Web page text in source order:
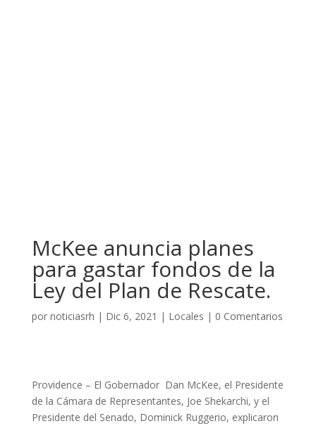
McKee anuncia planes
para gastar fondos de la
Ley del Plan de Rescate.
por noticiasrh | Dic 6, 2021 | Locales | 0 Comentarios
Providence – El Gobernador Dan McKee, el Presidente
de la Cámara de Representantes, Joe Shekarchi, y el
Presidente del Senado, Dominick Ruggerio, explicaron